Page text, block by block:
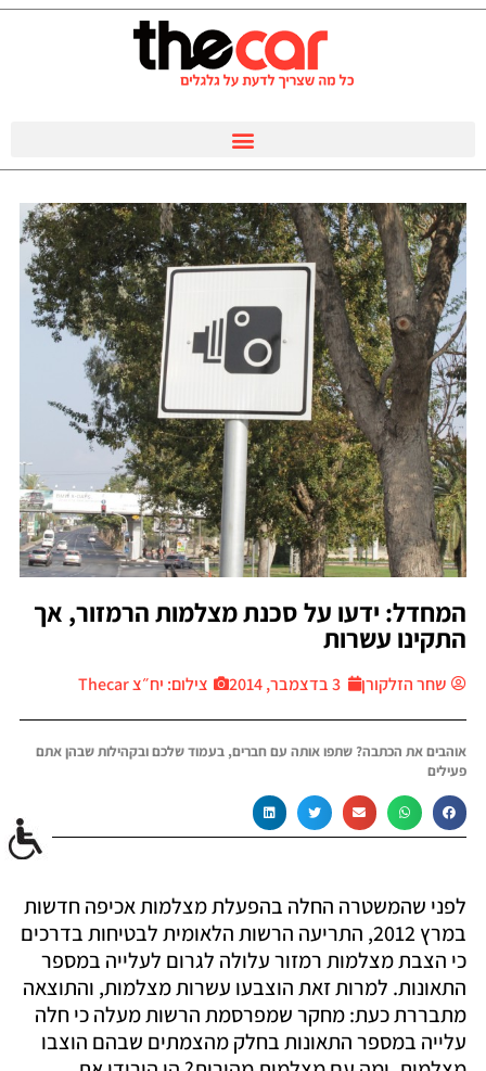
המחדל: ידעו על סכנת מצלמות הרמזור, אך
התקינו עשרות
שחר הזלקורן 3 בדצמבר, 2014 צילום: יח״צ Thecar
אוהבים את הכתבה? שתפו אותה עם חברים, בעמוד שלכם ובקהילות שבהן אתם
פעילים
לפני שהמשטרה החלה בהפעלת מצלמות אכיפה חדשות
במרץ 2012, התריעה הרשות הלאומית לבטיחות בדרכים
כי הצבת מצלמות רמזור עלולה לגרום לעלייה במספר
התאונות. למרות זאת הוצבעו עשרות מצלמות, והתוצאה
מתבררת כעת: מחקר שמפרסמת הרשות מעלה כי חלה
עלייה במספר התאונות בחלק מהצמתים שבהם הוצבו